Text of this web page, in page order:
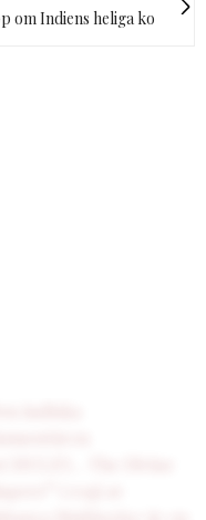
om Indiens heliga ko